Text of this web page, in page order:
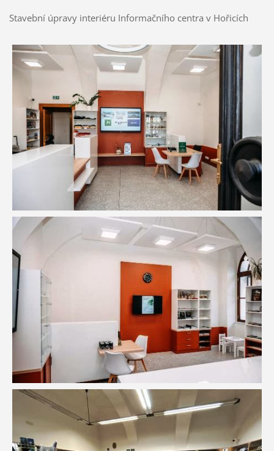
Stavební úpravy interiéru Informačního centra v Hořicích